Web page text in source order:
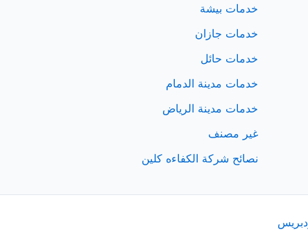
خدمات بيشة
خدمات جازان
خدمات حائل
خدمات مدينة الدمام
خدمات مدينة الرياض
غير مصنف
نصائح شركة الكفاءه كلين